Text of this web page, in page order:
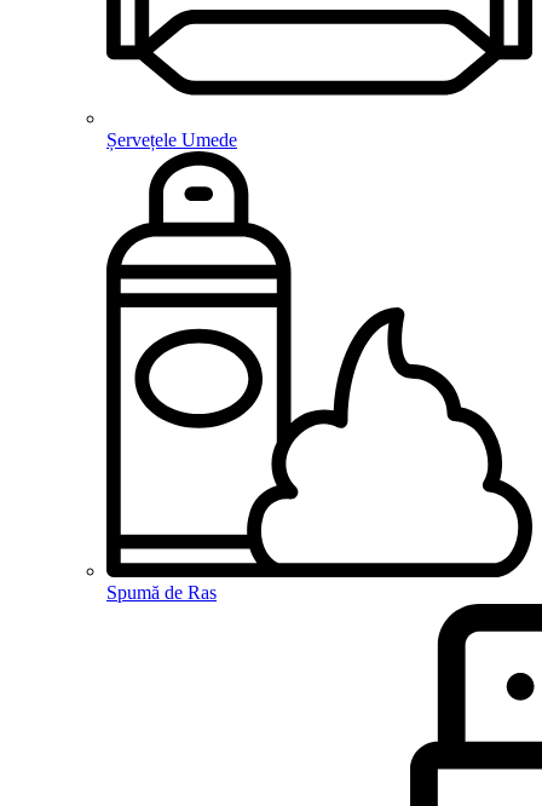
Șervețele Umede
Spumă de Ras